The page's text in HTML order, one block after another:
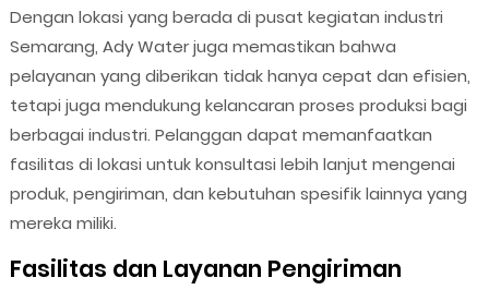
Dengan lokasi yang berada di pusat kegiatan industri
Semarang, Ady Water juga memastikan bahwa
pelayanan yang diberikan tidak hanya cepat dan efisien,
tetapi juga mendukung kelancaran proses produksi bagi
berbagai industri. Pelanggan dapat memanfaatkan
fasilitas di lokasi untuk konsultasi lebih lanjut mengenai
produk, pengiriman, dan kebutuhan spesifik lainnya yang
mereka miliki.
Fasilitas dan Layanan Pengiriman